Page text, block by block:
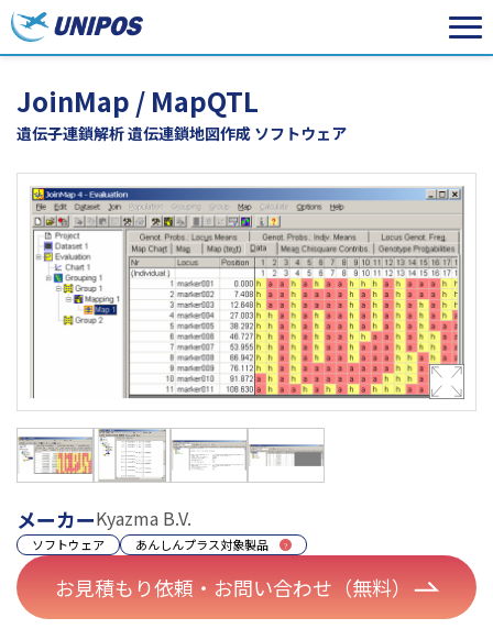
JoinMap / MapQTL
遺伝子連鎖解析 遺伝連鎖地図作成 ソフトウェア
メーカーKyazma B.V.
ソフトウェア あんしんプラス対象製品
お見積もり依頼・お問い合わせ（無料）